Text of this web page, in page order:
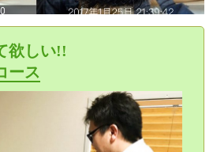
欲しい!!
ース